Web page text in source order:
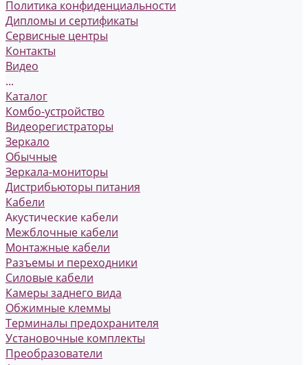
Политика конфиденциальности
Дипломы и сертификаты
Сервисные центры
Контакты
Видео
...
Каталог
Комбо-устройство
Видеорегистраторы
Зеркало
Обычные
Зеркала-мониторы
Дистрибьюторы питания
Кабели
Акустические кабели
Межблочные кабели
Монтажные кабели
Разъемы и переходники
Силовые кабели
Камеры заднего вида
Обжимные клеммы
Терминалы предохранителя
Установочные комплекты
Преобразователи